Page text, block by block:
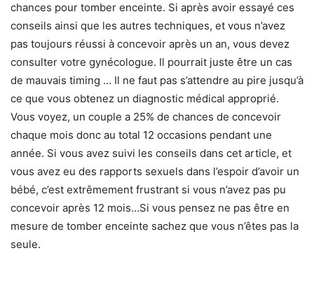
chances pour tomber enceinte. Si après avoir essayé ces
conseils ainsi que les autres techniques, et vous n’avez
pas toujours réussi à concevoir après un an, vous devez
consulter votre gynécologue. Il pourrait juste être un cas
de mauvais timing … Il ne faut pas s’attendre au pire jusqu’à
ce que vous obtenez un diagnostic médical approprié.
Vous voyez, un couple a 25% de chances de concevoir
chaque mois donc au total 12 occasions pendant une
année. Si vous avez suivi les conseils dans cet article, et
vous avez eu des rapports sexuels dans l’espoir d’avoir un
bébé, c’est extrêmement frustrant si vous n’avez pas pu
concevoir après 12 mois…Si vous pensez ne pas être en
mesure de tomber enceinte sachez que vous n’êtes pas la
seule.